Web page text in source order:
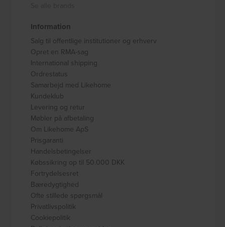
Information
Salg til offentlige institutioner og erhverv
Opret en RMA-sag
International shipping
Ordrestatus
Samarbejd med Likehome
Kundeklub
Levering og retur
Møbler på afbetaling
Om Likehome ApS
Prisgaranti
Handelsbetingelser
Købssikring op til 50.000 DKK
Fortrydelsesret
Bæredygtighed
Ofte stillede spørgsmål
Privatlivspolitik
Cookiepolitik